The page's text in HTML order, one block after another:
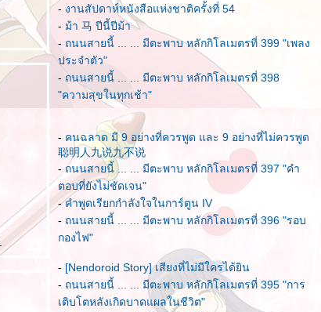
- งานสัปดาห์หนังสือแห่งชาติครั้งที่ 54
- ม้า 马 ปีนี้ปีม้า
- ถนนสายนี้ ... ... มีตะพาบ หลักกิโลเมตรที่ 399 "เพลง
ประจำตัว"
- ถนนสายนี้ ... ... มีตะพาบ หลักกิโลเมตรที่ 398
"ความสุขในทุกเช้า"
- คนฉลาด มี 9 อย่างที่ควรพูด และ 9 อย่างที่ไม่ควรพูด
聪明人九说九不说
- ถนนสายนี้ ... ... มีตะพาบ หลักกิโลเมตรที่ 397 "คำ
ตอบที่ยังไม่ชัดเจน"
-คำพูดเรียกกำลังใจในการ์ตูน IV
- ถนนสายนี้ ... ... มีตะพาบ หลักกิโลเมตรที่ 396 "รอบ
กองไฟ"
- [Nendoroid Story] เสียงที่ไม่มีใครได้ยิน
- ถนนสายนี้ ... ... มีตะพาบ หลักกิโลเมตรที่ 395 "การ
เติบโตหลังเกิดบาดแผลในชีวิต"